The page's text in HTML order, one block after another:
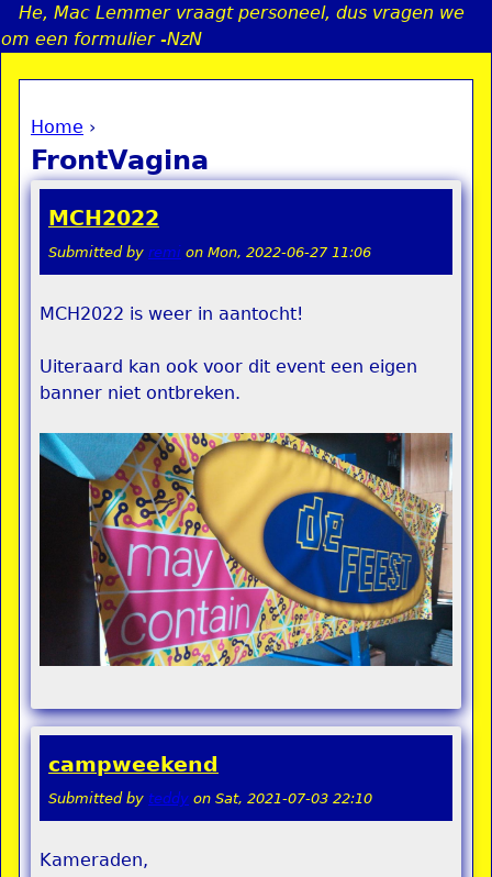
Jump to navigation
He, Mac Lemmer vraagt personeel, dus vragen we
om een formulier -NzN
You are here
Home ›
FrontVagina
MCH2022
Submitted by remi on Mon, 2022-06-27 11:06
MCH2022 is weer in aantocht!
Uiteraard kan ook voor dit event een eigen
banner niet ontbreken.
campweekend
Submitted by teddy on Sat, 2021-07-03 22:10
Kameraden,